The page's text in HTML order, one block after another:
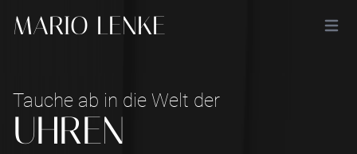
MARIO LENKE Open main
Tauche ab in die Welt der
UHREN